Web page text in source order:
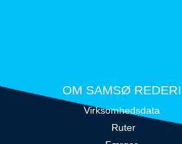
OM SAMSØ REDERI
Virksomhedsdata
Ruter